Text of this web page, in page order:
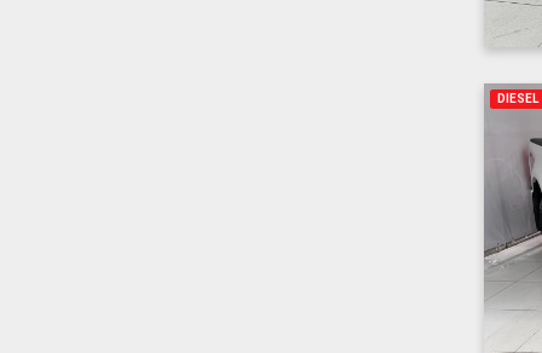
DIESEL